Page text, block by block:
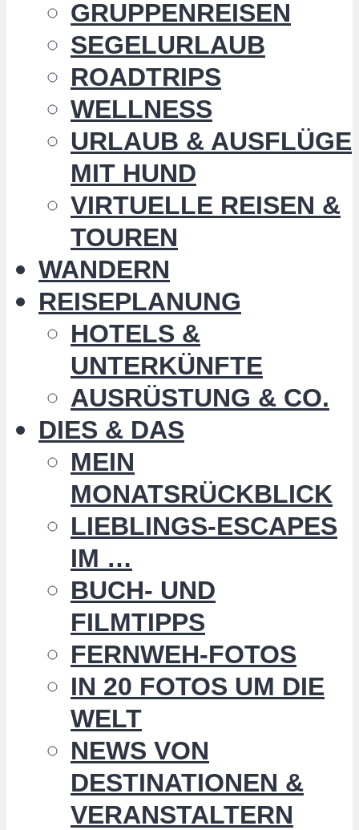
GRUPPENREISEN
SEGELURLAUB
ROADTRIPS
WELLNESS
URLAUB & AUSFLÜGE
MIT HUND
VIRTUELLE REISEN &
TOUREN
WANDERN
REISEPLANUNG
HOTELS &
UNTERKÜNFTE
AUSRÜSTUNG & CO.
DIES & DAS
MEIN
MONATSRÜCKBLICK
LIEBLINGS-ESCAPES
IM …
BUCH- UND
FILMTIPPS
FERNWEH-FOTOS
IN 20 FOTOS UM DIE
WELT
NEWS VON
DESTINATIONEN &
VERANSTALTERN